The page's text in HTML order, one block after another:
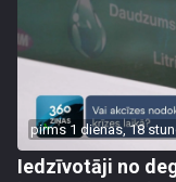
pirms 1 dienas, 18
Iedzīvotāji no